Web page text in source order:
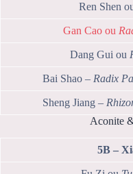
Ren Shen
Gan Cao ou
Dang Gui ou
Bai Shao – Radix
Sheng Jiang –
Aconite
5B –